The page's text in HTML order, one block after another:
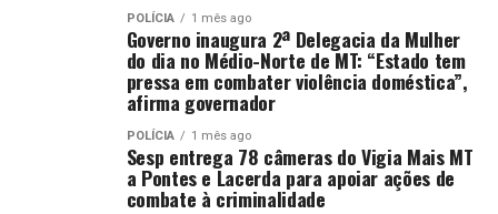
Para os alunos Mateus Oliveira e João Augusto, ambos
de 16 anos e estudantes de Automação Industrial, a
palestra abriu os olhos para direitos que muitos nem
sabiam que existiam. “Foi uma grande honra para nós.
Este é o nosso último ano aqui no Senai e foi um grande
privilégio ouvir os ensinamentos do juiz Wanderlei e
POLÍCIA 1 mês ago
Governo inaugura 2ª Delegacia da Mulher
do dia no Médio-Norte de MT: “Estado tem
pressa em combater violência doméstica”,
afirma governador
POLÍCIA 1 mês ago
Sesp entrega 78 câmeras do Vigia Mais MT
a Pontes e Lacerda para apoiar ações de
combate à criminalidade